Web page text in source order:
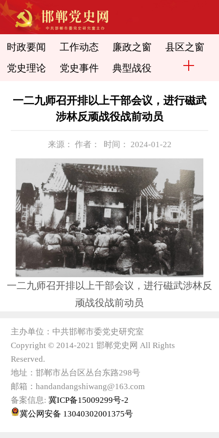
时政要闻 工作动态 廉政之窗 县区之窗
党史理论 党史事件 典型战役
一二九师召开排以上干部会议，进行磁武
涉林反顽战役战前动员
来源： 作者： 时间： 2024-01-22
一二九师召开排以上干部会议，进行磁武涉林反
顽战役战前动员
主办单位：中共邯郸市委党史研究室
Copyright © 2014-2021 邯郸党史网 All Rights
Reserved.
地址：邯郸市丛台区丛台东路298号
邮箱：handandangshiwang@163.com
备案信息: 冀ICP备15009299号-2
冀公网安备 13040302001375号